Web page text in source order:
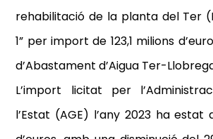
rehabilitació de la planta del Ter
1” per import de 123,1 milions
d’Abastament d’Aigua Ter-
L’import licitat per
l’Estat (AGE) l’any 2023 ha estat